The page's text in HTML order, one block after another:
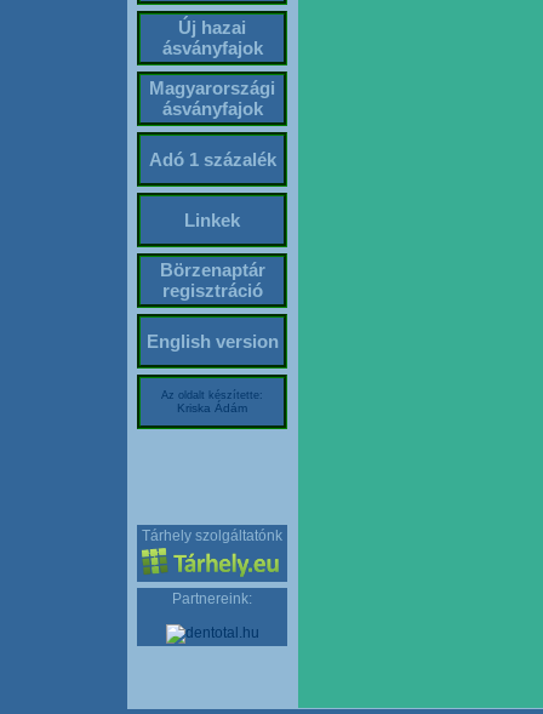
Új hazai
ásványfajok
Magyarországi
ásványfajok
Adó 1 százalék
Linkek
Börzenaptár
regisztráció
English version
Az oldalt készítette:
Kriska Ádám
Tárhely szolgáltatónk
Partnereink: